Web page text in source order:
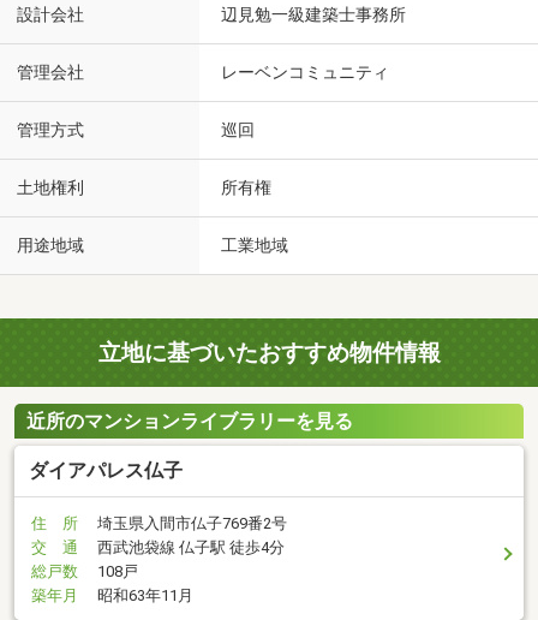
設計会社 辺見勉一級建築士事務所
管理会社 レーベンコミュニティ
管理方式 巡回
土地権利 所有権
用途地域 工業地域
立地に基づいたおすすめ物件情報
近所のマンションライブラリーを見る
ダイアパレス仏子
住 所
埼玉県入間市仏子769番2号
交 通
西武池袋線 仏子駅 徒歩4分
総戸数
108戸
築年月
昭和63年11月